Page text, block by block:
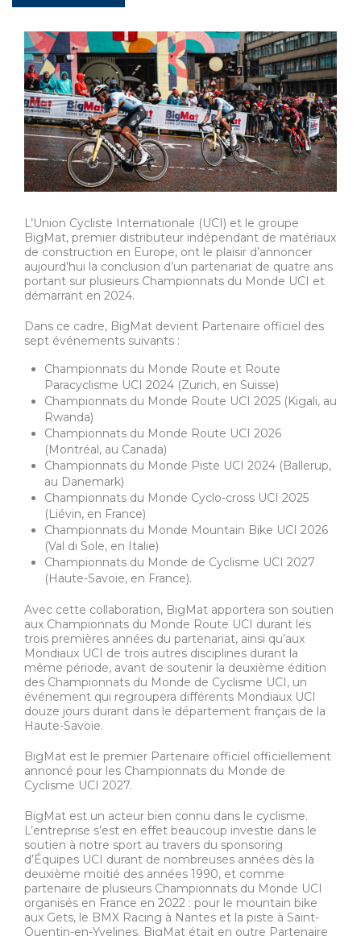
L’Union Cycliste Internationale (UCI) et le groupe
BigMat, premier distributeur indépendant de matériaux
de construction en Europe, ont le plaisir d’annoncer
aujourd’hui la conclusion d’un partenariat de quatre ans
portant sur plusieurs Championnats du Monde UCI et
démarrant en 2024.
Dans ce cadre, BigMat devient Partenaire officiel des
sept événements suivants :
Championnats du Monde Route et Route
Paracyclisme UCI 2024 (Zurich, en Suisse)
Championnats du Monde Route UCI 2025 (Kigali, au
Rwanda)
Championnats du Monde Route UCI 2026
(Montréal, au Canada)
Championnats du Monde Piste UCI 2024 (Ballerup,
au Danemark)
Championnats du Monde Cyclo-cross UCI 2025
(Liévin, en France)
Championnats du Monde Mountain Bike UCI 2026
(Val di Sole, en Italie)
Championnats du Monde de Cyclisme UCI 2027
(Haute-Savoie, en France).
Avec cette collaboration, BigMat apportera son soutien
aux Championnats du Monde Route UCI durant les
trois premières années du partenariat, ainsi qu’aux
Mondiaux UCI de trois autres disciplines durant la
même période, avant de soutenir la deuxième édition
des Championnats du Monde de Cyclisme UCI, un
événement qui regroupera différents Mondiaux UCI
douze jours durant dans le département français de la
Haute-Savoie.
BigMat est le premier Partenaire officiel officiellement
annoncé pour les Championnats du Monde de
Cyclisme UCI 2027.
BigMat est un acteur bien connu dans le cyclisme.
L’entreprise s’est en effet beaucoup investie dans le
soutien à notre sport au travers du sponsoring
d’Équipes UCI durant de nombreuses années dès la
deuxième moitié des années 1990, et comme
partenaire de plusieurs Championnats du Monde UCI
organisés en France en 2022 : pour le mountain bike
aux Gets, le BMX Racing à Nantes et la piste à Saint-
Quentin-en-Yvelines. BigMat était en outre Partenaire